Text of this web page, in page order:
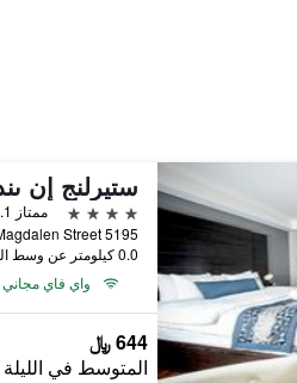
4 نجوم
ممتاز 9.1
5195 Magdalen Street, نيغارا فولز, ON, كندا
0.0 كيلومتر عن وسط المدينة
واي فاي مجاني
644 ﷼
المتوسط في الليلة